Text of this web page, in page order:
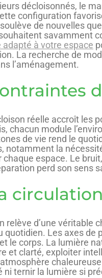
décloisonnés, le
configuration
de nouvelles
à votre espace
La recherche de
l’aménagement.
réelle accroît les
chacun module
de vie rend le
notamment la
espace. Le
perd son sens
relève d’une
Les axes
le corps. La lumière
et clarté, exploiter
ternir la lumière si